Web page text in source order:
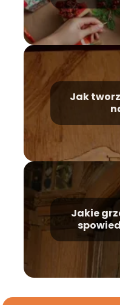
Jak
Jakie